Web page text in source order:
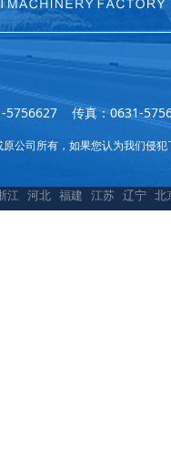
传真：0631-
公司所有，如果您认为我们侵
江 河北 福建 江苏 辽宁 北